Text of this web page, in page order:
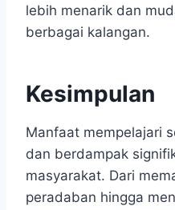
lebih menarik dan
berbagai kalangan.
Kesimpulan
Manfaat mempelajari
dan berdampak
masyarakat. Dari
peradaban hingga